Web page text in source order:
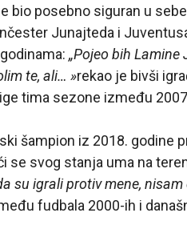
bio posebno siguran u
Junajteda i
„Pojeo bih
te, ali… »rekao je bivši
tima sezone između
šampion iz 2018. godine
se svog stanja uma na
su igrali protiv mene, nisam
fudbala 2000-ih i